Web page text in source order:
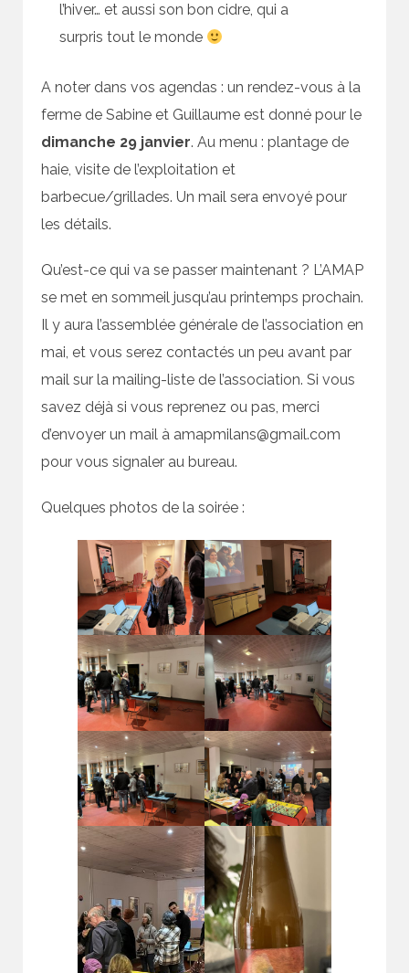
l’hiver… et aussi son bon cidre, qui a
surpris tout le monde
A noter dans vos agendas : un rendez-vous à la
ferme de Sabine et Guillaume est donné pour le
dimanche 29 janvier. Au menu : plantage de
haie, visite de l’exploitation et
barbecue/grillades. Un mail sera envoyé pour
les détails.
Qu’est-ce qui va se passer maintenant ? L’AMAP
se met en sommeil jusqu’au printemps prochain.
Il y aura l’assemblée générale de l’association en
mai, et vous serez contactés un peu avant par
mail sur la mailing-liste de l’association. Si vous
savez déjà si vous reprenez ou pas, merci
d’envoyer un mail à amapmilans@gmail.com
pour vous signaler au bureau.
Quelques photos de la soirée :